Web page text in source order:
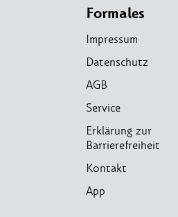
Formales
Impressum
Datenschutz
AGB
Service
Erklärung zur
Barrierefreiheit
Kontakt
App